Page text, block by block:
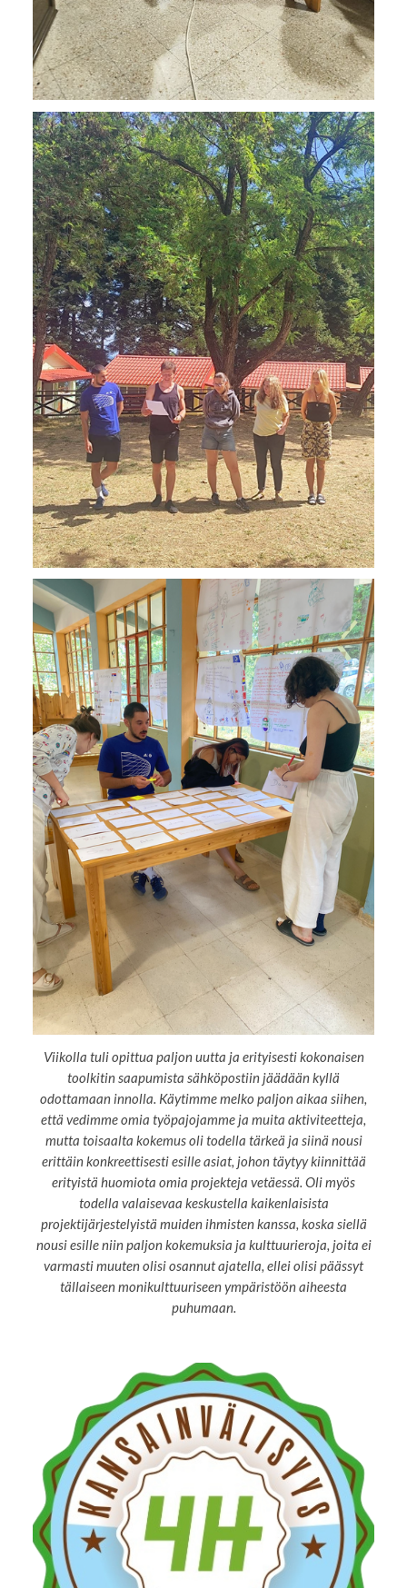
Viikolla tuli opittua paljon uutta ja erityisesti kokonaisen
toolkitin saapumista sähköpostiin jäädään kyllä
odottamaan innolla. Käytimme melko paljon aikaa siihen,
että vedimme omia työpajojamme ja muita aktiviteetteja,
mutta toisaalta kokemus oli todella tärkeä ja siinä nousi
erittäin konkreettisesti esille asiat, johon täytyy kiinnittää
erityistä huomiota omia projekteja vetäessä. Oli myös
todella valaisevaa keskustella kaikenlaisista
projektijärjestelyistä muiden ihmisten kanssa, koska siellä
nousi esille niin paljon kokemuksia ja kulttuurieroja, joita ei
varmasti muuten olisi osannut ajatella, ellei olisi päässyt
tällaiseen monikulttuuriseen ympäristöön aiheesta
puhumaan.